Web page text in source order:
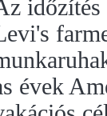
időzítés
évek